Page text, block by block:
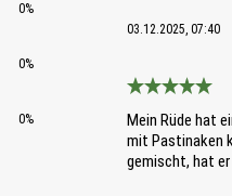
0%
0%
0%
03.12.2025, 07:40
Bewertung mit
Mein Rüde hat
mit Pastinaken
gemischt, hat